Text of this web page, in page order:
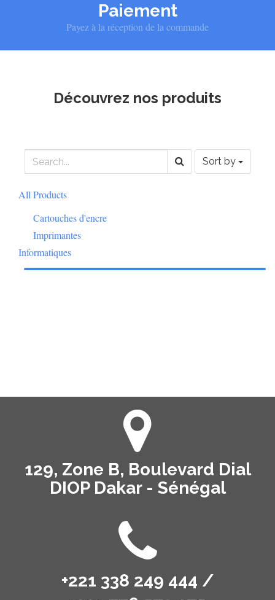
Paiement
Payez à la réception de la commande
Découvrez nos produits
Sort by
All Products
Cartouches d'encre
Imprimantes
Informatiques
129, Zone B, Boulevard Dial
DIOP Dakar - Sénégal
+221 338 249 444 /